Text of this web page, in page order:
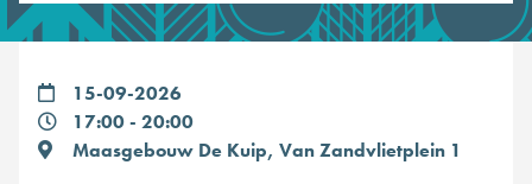
15-09-2026
17:00 - 20:00
Maasgebouw De Kuip, Van Zandvlietplein 1